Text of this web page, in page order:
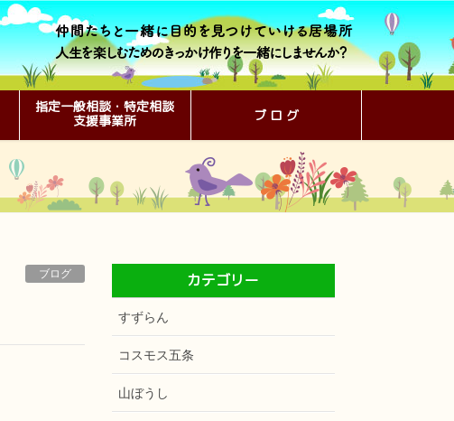
指定一般相談・特定相談
支援事業所
ブ ロ グ
ブログ カテゴリー
すずらん
コスモス五条
山ぼうし